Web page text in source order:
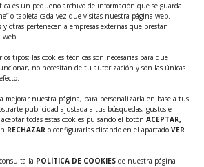
es un pequeño archivo de información que se guarda
o tableta cada vez que visitas nuestra página web.
y otras pertenecen a empresas externas que prestan
web.
tipos: las cookies técnicas son necesarias para que
no necesitan de tu autorización y son las únicas
mejorar nuestra página, para personalizarla en base a tus
publicidad ajustada a tus búsquedas, gustos e
todas estas cookies pulsando el botón ACEPTAR,
RECHAZAR o configurarlas clicando en el apartado VER
la POLÍTICA DE COOKIES de nuestra página
el apoyo a las empresas
tecnológico y escalables
de Innovación. Ayudas INFO
de servicios de Innovación y
del INFO. Ayudas para la
de Innovación y
apoyar rondas de financiación.